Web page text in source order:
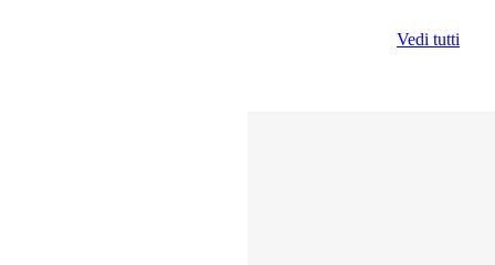
Vedi tutti